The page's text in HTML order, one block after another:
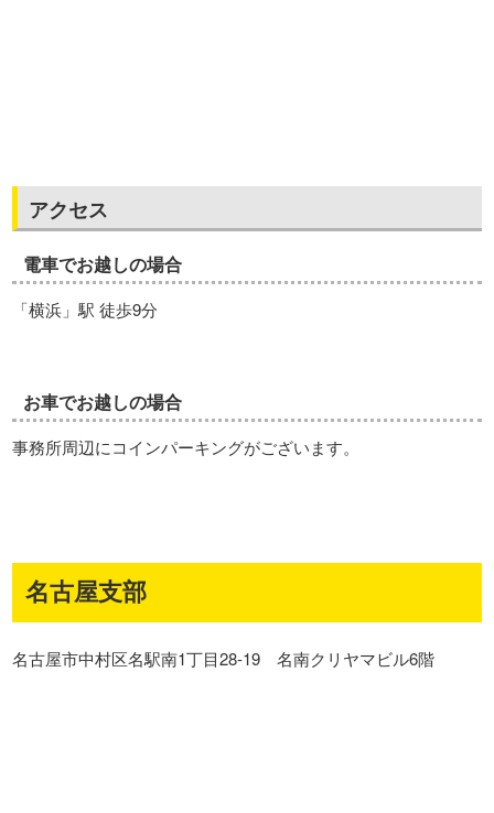
アクセス
電車でお越しの場合
「横浜」駅 徒歩9分
お車でお越しの場合
事務所周辺にコインパーキングがございます。
名古屋支部
名古屋市中村区名駅南1丁目28-19 名南クリヤマビル6階